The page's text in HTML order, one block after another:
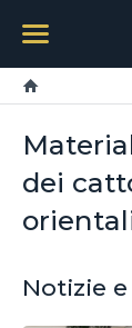
dei
Notizie